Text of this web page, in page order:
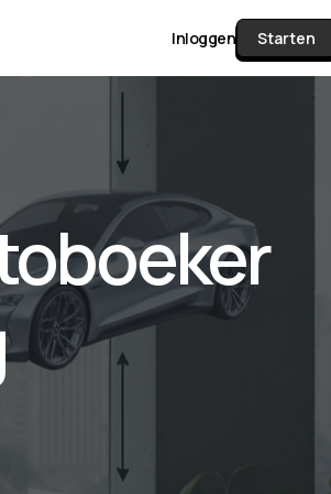
Matrix
alle pakketten en mogelijkheden
documenten verzamelen en facturen
tot controleren, boeken, bank
& klant dashboard.
Inloggen Starten